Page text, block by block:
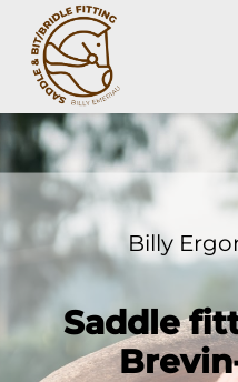
content
Billy
Saddle